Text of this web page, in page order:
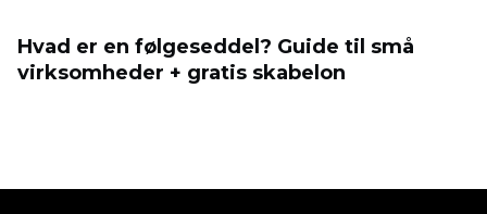
Hvad er en følgeseddel? Guide til små
virksomheder + gratis skabelon